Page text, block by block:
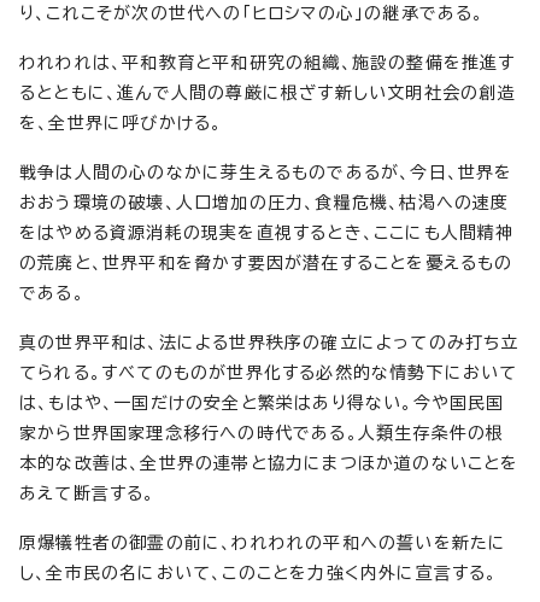
り、これこそが次の世代への「ヒロシマの心」の継承である。
われわれは、平和教育と平和研究の組織、施設の整備を推進す
るとともに、進んで人間の尊厳に根ざす新しい文明社会の創造
を、全世界に呼びかける。
戦争は人間の心のなかに芽生えるものであるが、今日、世界を
おおう環境の破壊、人口増加の圧力、食糧危機、枯渇への速度
をはやめる資源消耗の現実を直視するとき、ここにも人間精神
の荒廃と、世界平和を脅かす要因が潜在することを憂えるもの
である。
真の世界平和は、法による世界秩序の確立によってのみ打ち立
てられる。すべてのものが世界化する必然的な情勢下において
は、もはや、一国だけの安全と繁栄はあり得ない。今や国民国
家から世界国家理念移行への時代である。人類生存条件の根
本的な改善は、全世界の連帯と協力にまつほか道のないことを
あえて断言する。
原爆犠牲者の御霊の前に、われわれの平和への誓いを新たに
し、全市民の名において、このことを力強く内外に宣言する。